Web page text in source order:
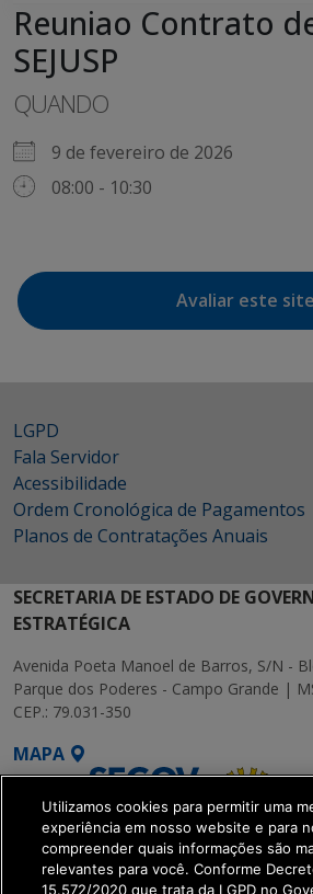
Reuniao Contrato
SEJUSP
QUANDO
9 de fevereiro de 2026
08:00 - 10:30
Avaliar este site
LGPD
Fala Servidor
Acessibilidade
Ordem Cronológica de Pagamentos
Planos de Contratações Anuais
SECRETARIA DE ESTADO DE
ESTRATÉGICA
Avenida Poeta Manoel de Barros, S/N -
Parque dos Poderes - Campo Grande |
CEP.: 79.031-350
MAPA
Utilizamos cookies para permitir uma
experiência em nosso website e para
compreender quais informações são
relevantes para você. Conforme
15.572/2020 que trata da LGPD no